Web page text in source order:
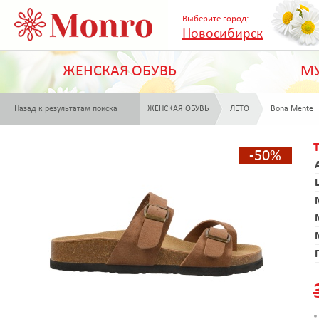
Выберите город:
Новосибирск
ЖЕНСКАЯ ОБУВЬ
Назад к результатам поиска ЖЕНСКАЯ ОБУВЬ ЛЕТО Bona Mente
-50%